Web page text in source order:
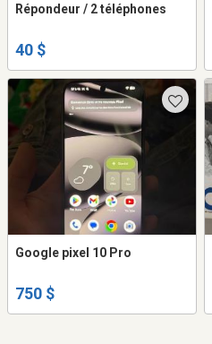
Répondeur / 2 téléphones
40 $
Google pixel 10 Pro
750 $